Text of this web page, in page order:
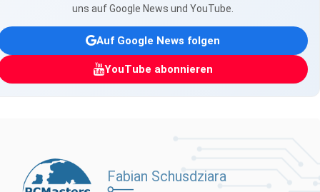
uns auf Google News und YouTube.
Auf Google News folgen
YouTube abonnieren
Fabian Schusdziara